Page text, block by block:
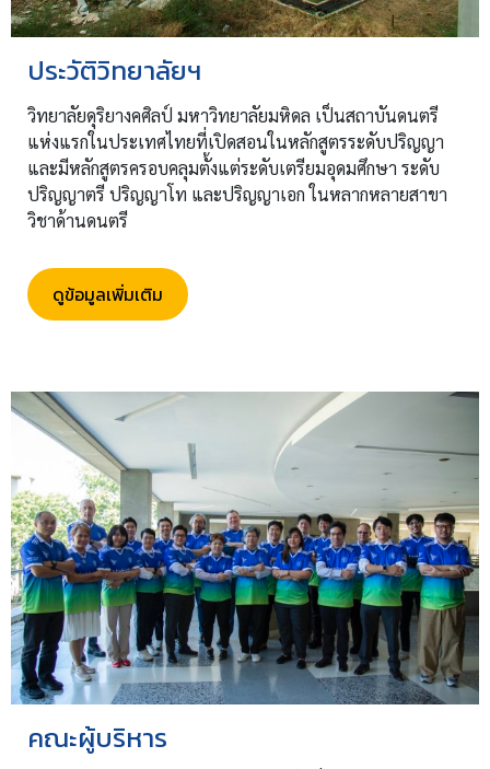
ประวัติวิทยาลัยฯ
วิทยาลัยดุริยางคศิลป์ มหาวิทยาลัยมหิดล เป็นสถาบันดนตรี
แห่งแรกในประเทศไทยที่เปิดสอนในหลักสูตรระดับปริญญา
และมีหลักสูตรครอบคลุมตั้งแต่ระดับเตรียมอุดมศึกษา ระดับ
ปริญญาตรี ปริญญาโท และปริญญาเอก ในหลากหลายสาขา
วิชาด้านดนตรี
ดูข้อมูลเพิ่มเติม
คณะผู้บริหาร